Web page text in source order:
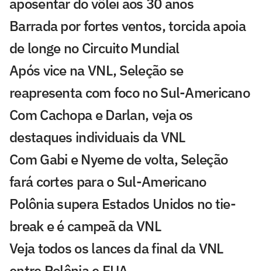
Barrada por fortes ventos, torcida apoia
de longe no Circuito Mundial
Após vice na VNL, Seleção se
reapresenta com foco no Sul-Americano
Com Cachopa e Darlan, veja os
destaques individuais da VNL
Com Gabi e Nyeme de volta, Seleção
fará cortes para o Sul-Americano
Polônia supera Estados Unidos no tie-
break e é campeã da VNL
Veja todos os lances da final da VNL